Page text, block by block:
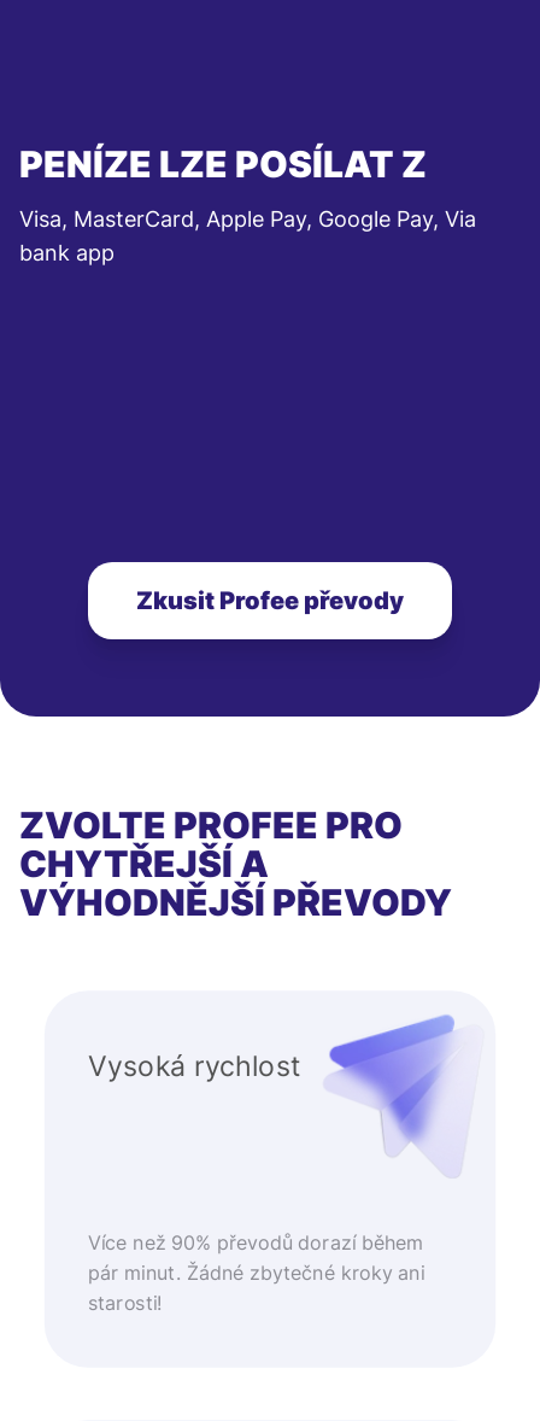
PENÍZE LZE POSÍLAT Z
Visa, MasterCard, Apple Pay, Google Pay, Via
bank app
Zkusit Profee převody
ZVOLTE PROFEE PRO
CHYTŘEJŠÍ A
VÝHODNĚJŠÍ PŘEVODY
Vysoká rychlost
Více než 90% převodů dorazí během
pár minut. Žádné zbytečné kroky ani
starosti!